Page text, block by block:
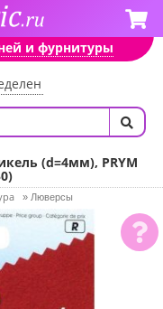
и фурнитуры
(d=4мм), PRYM
» Люверсы